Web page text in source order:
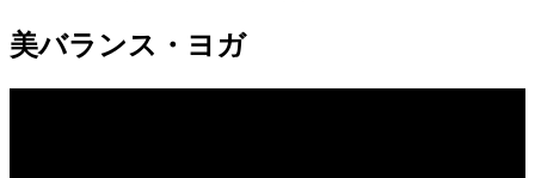
美バランス・ヨガ